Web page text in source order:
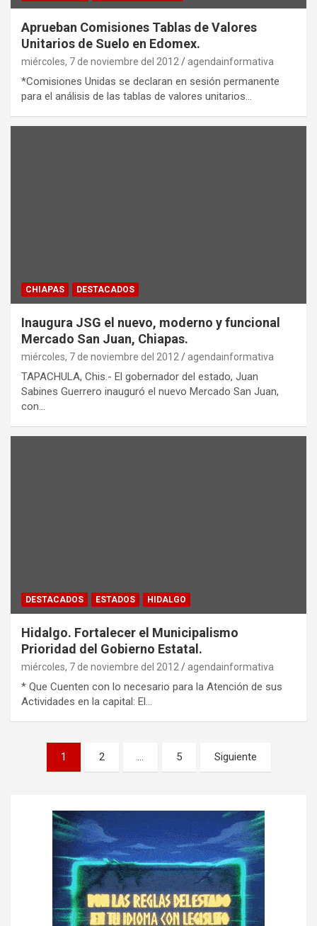
Aprueban Comisiones Tablas de Valores
Unitarios de Suelo en Edomex.
miércoles, 7 de noviembre del 2012 agendainformativa
*Comisiones Unidas se declaran en sesión permanente
para el análisis de las tablas de valores unitarios…
CHIAPAS DESTACADOS
Inaugura JSG el nuevo, moderno y funcional
Mercado San Juan, Chiapas.
miércoles, 7 de noviembre del 2012 agendainformativa
TAPACHULA, Chis.- El gobernador del estado, Juan
Sabines Guerrero inauguró el nuevo Mercado San Juan,
con…
DESTACADOS ESTADOS HIDALGO
Hidalgo. Fortalecer el Municipalismo
Prioridad del Gobierno Estatal.
miércoles, 7 de noviembre del 2012 agendainformativa
* Que Cuenten con lo necesario para la Atención de sus
Actividades en la capital: El…
1 2 … 5 Siguiente